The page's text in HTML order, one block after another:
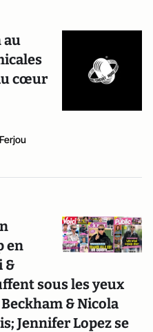
au
cœur
en
&
sous les yeux
& Nicola
Jennifer Lopez se